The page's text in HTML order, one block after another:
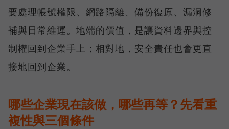
要處理帳號權限、網路隔離、備份復原、漏洞修
補與日常維運。地端的價值，是讓資料邊界與控
制權回到企業手上；相對地，安全責任也會更直
接地回到企業。
哪些企業現在該做，哪些再等？先看重
複性與三個條件